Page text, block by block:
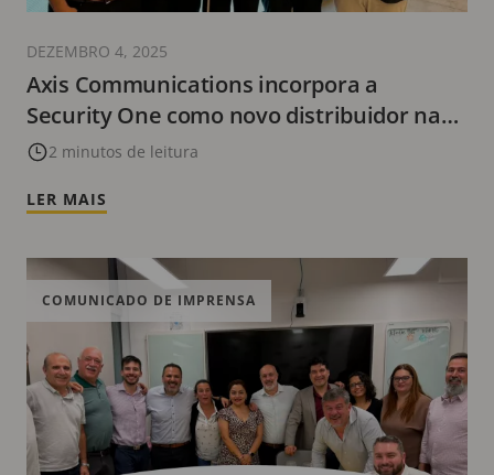
Axis Communications incorpora a
Security One como novo distribuidor na
Argentina
2 minutos de leitura
DEZEMBRO 4, 2025
LER MAIS
COMUNICADO DE IMPRENSA